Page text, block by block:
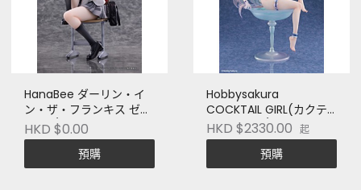
HanaBee ダーリン・イ
ン・ザ・フランキス ゼロ
ツー 1/6スケール塗装済
完成品フィギュア
HKD $0.00
預購
Hobbysakura
COCKTAIL GIRL(カクテ
ルガール) 1/6スケール塗
装済完成品フィギュア
HKD $2330.00 起
預購